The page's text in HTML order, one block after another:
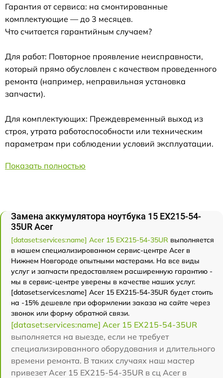
Гарантия от сервиса: на смонтированные
комплектующие — до 3 месяцев.
Что считается гарантийным случаем?
Для работ: Повторное проявление неисправности,
который прямо обусловлен с качеством проведенного
ремонта (например, неправильная установка
запчасти).
Для комплектующих: Преждевременный выход из
строя, утрата работоспособности или техническим
параметрам при соблюдении условий эксплуатации.
Показать полностью
Замена аккумулятора ноутбука 15 EX215-54-
35UR Acer
[dataset:services:name] Acer 15 EX215-54-35UR выполняется
в нашем специализированном сервис-центре Acer в
Нижнем Новгороде опытными мастерами. На все виды
услуг и запчасти предоставляем расширенную гарантию -
мы в сервис-центре уверены в качестве наших услуг.
[dataset:services:name] Acer 15 EX215-54-35UR будет стоить
на -15% дешевле при оформлении заказа на сайте через
звонок или форму обратной связи.
[dataset:services:name] Acer 15 EX215-54-35UR
выполняется на выезде, если не требует
специализированного оборудования и длительного
времени ремонта. В таких случаях наш мастер
привезет Acer 15 EX215-54-35UR в сц Acer в